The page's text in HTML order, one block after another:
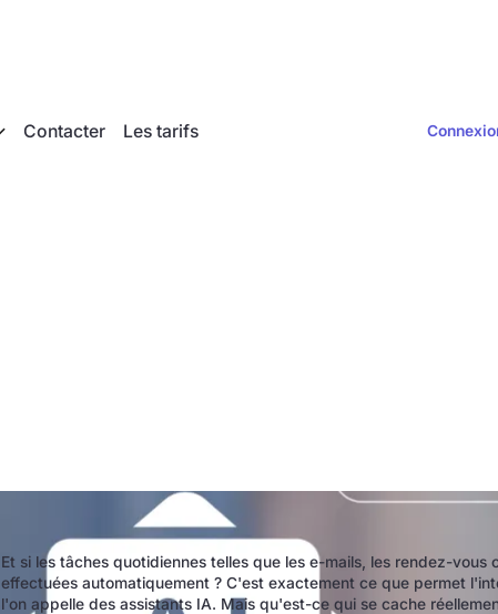
Contacter Les tarifs
Et si les tâches quotidiennes telles que les e-mails, les rendez-vous
effectuées automatiquement ? C'est exactement ce que permet
l'on appelle des assistants IA. Mais qu'est-ce qui se cache